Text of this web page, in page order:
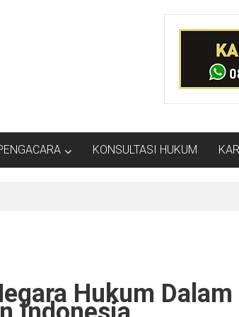
KONSULTASI HUKUM
Hukum Dalam